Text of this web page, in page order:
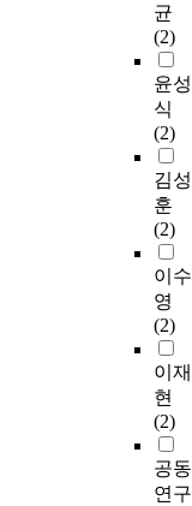
균
(2)
윤성
식
(2)
김성
훈
(2)
이수
영
(2)
이재
현
(2)
공동
연구